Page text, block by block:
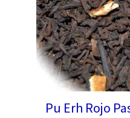
Pu Erh Rojo